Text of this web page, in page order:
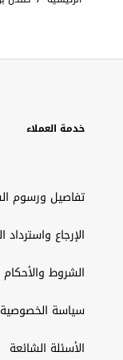
خدمة العملاء
تفاصيل ورسوم
الإرجاع واسترداد
الشروط والأحكام
سياسة الخصوصية
الأسئلة الشائعة